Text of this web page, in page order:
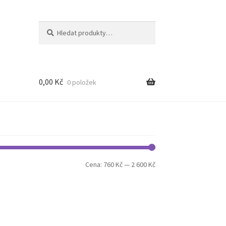
0,00 Kč 0 položek
Minimální
Maximální
Cena: 760 Kč— 2 600 Kč